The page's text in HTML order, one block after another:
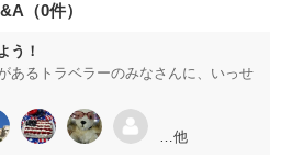
（0件）
う！
あるトラベラーのみなさんに、いっせ
…他